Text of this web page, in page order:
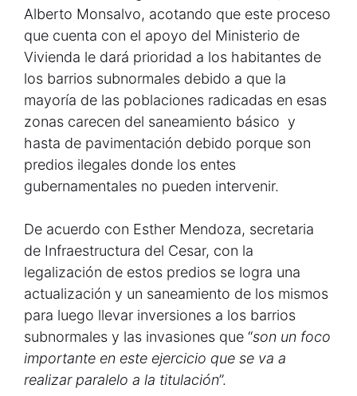
Alberto Monsalvo, acotando que este proceso
que cuenta con el apoyo del Ministerio de
Vivienda le dará prioridad a los habitantes de
los barrios subnormales debido a que la
mayoría de las poblaciones radicadas en esas
zonas carecen del saneamiento básico y
hasta de pavimentación debido porque son
predios ilegales donde los entes
gubernamentales no pueden intervenir.
De acuerdo con Esther Mendoza, secretaria
de Infraestructura del Cesar, con la
legalización de estos predios se logra una
actualización y un saneamiento de los mismos
para luego llevar inversiones a los barrios
subnormales y las invasiones que “son un foco
importante en este ejercicio que se va a
realizar paralelo a la titulación”.